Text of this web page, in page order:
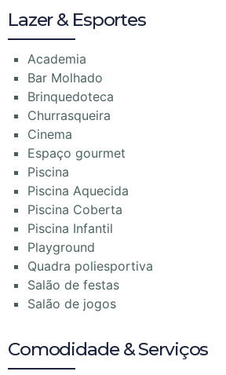
Lazer & Esportes
Academia
Bar Molhado
Brinquedoteca
Churrasqueira
Cinema
Espaço gourmet
Piscina
Piscina Aquecida
Piscina Coberta
Piscina Infantil
Playground
Quadra poliesportiva
Salão de festas
Salão de jogos
Comodidade & Serviços